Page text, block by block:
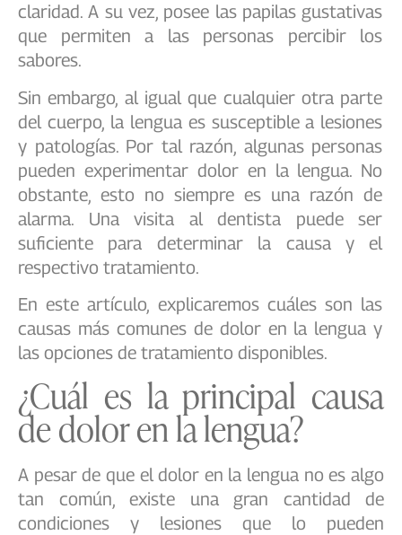
claridad. A su vez, posee las papilas gustativas
que permiten a las personas percibir los
sabores.
Sin embargo, al igual que cualquier otra parte
del cuerpo, la lengua es susceptible a lesiones
y patologías. Por tal razón, algunas personas
pueden experimentar dolor en la lengua. No
obstante, esto no siempre es una razón de
alarma. Una visita al dentista puede ser
suficiente para determinar la causa y el
respectivo tratamiento.
En este artículo, explicaremos cuáles son las
causas más comunes de dolor en la lengua y
las opciones de tratamiento disponibles.
¿Cuál es la principal causa
de dolor en la lengua?
A pesar de que el dolor en la lengua no es algo
tan común, existe una gran cantidad de
condiciones y lesiones que lo pueden